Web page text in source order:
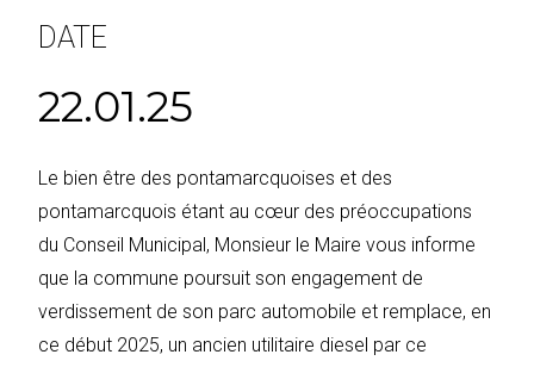
DATE
22.01.25
Le bien être des pontamarcquoises et des
pontamarcquois étant au cœur des préoccupations
du Conseil Municipal, Monsieur le Maire vous informe
que la commune poursuit son engagement de
verdissement de son parc automobile et remplace, en
ce début 2025, un ancien utilitaire diesel par ce